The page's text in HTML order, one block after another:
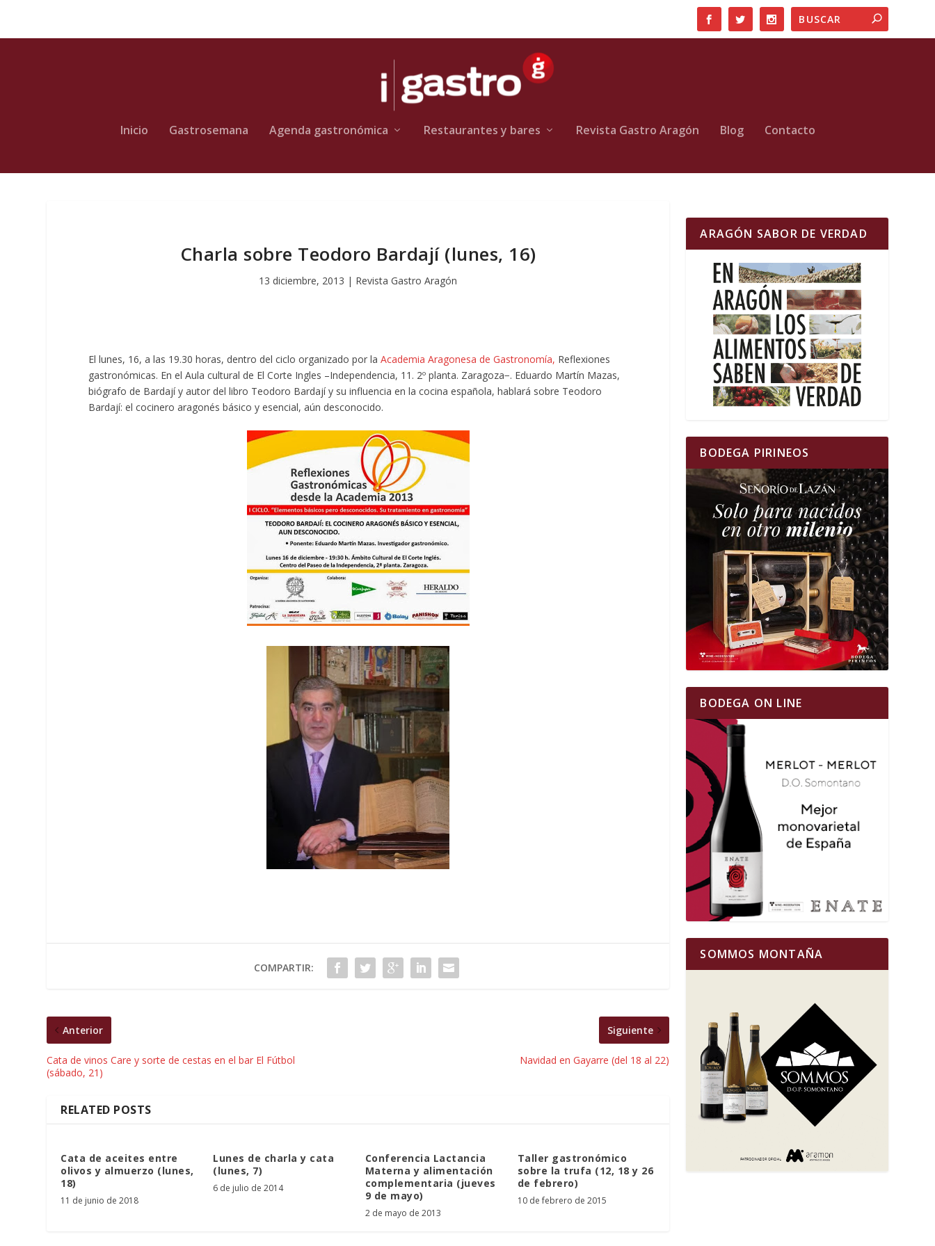
Inicio Gastrosemana Agenda gastronómica Restaurantes y bares Revista Gastro Aragón Blog Contacto
Charla sobre Teodoro Bardají (lunes, 16)
13 diciembre, 2013 | Revista Gastro Aragón
El lunes, 16, a las 19.30 horas, dentro del ciclo organizado por laAcademia Aragonesa de Gastronomía, Reflexiones
gastronómicas. En el Aula cultural de El Corte Ingles –Independencia, 11. 2º planta. Zaragoza−. Eduardo Martín Mazas,
biógrafo de Bardají y autor del libro Teodoro Bardají y su influencia en la cocina española, hablará sobre Teodoro
Bardají: el cocinero aragonés básico y esencial, aún desconocido.
COMPARTIR:
Anterior
Cata de vinos Care y sorte de cestas en el bar El Fútbol
(sábado, 21)
Siguiente
Navidad en Gayarre (del 18 al 22)
RELATED POSTS
Cata de aceites entre
olivos y almuerzo (lunes,
18)
11 de junio de 2018
Lunes de charla y cata
(lunes, 7)
6 de julio de 2014
Conferencia Lactancia
Materna y alimentación
complementaria (jueves
9 de mayo)
2 de mayo de 2013
Taller gastronómico
sobre la trufa (12, 18 y 26
de febrero)
10 de febrero de 2015
ARAGÓN SABOR DE VERDAD
BODEGA PIRINEOS
BODEGA ON LINE
SOMMOS MONTAÑA